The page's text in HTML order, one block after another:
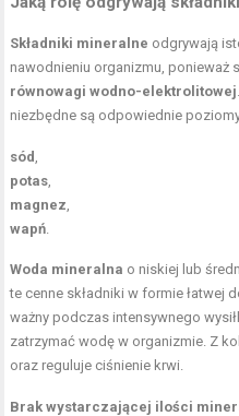
Składniki mineralne odgrywają
nawodnieniu organizmu, ponieważ
równowagi wodno-elektrolitowej
niezbędne są odpowiednie
sód
potas
magnez
wapń
Woda mineralna o niskiej lub
te cenne składniki w formie łatwej
ważny podczas intensywnego
zatrzymać wodę w organizmie. Z
oraz reguluje ciśnienie krwi.
Brak wystarczającej ilości